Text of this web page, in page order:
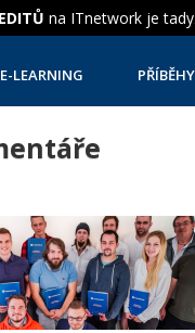
na ITnetwork je
LEARNING